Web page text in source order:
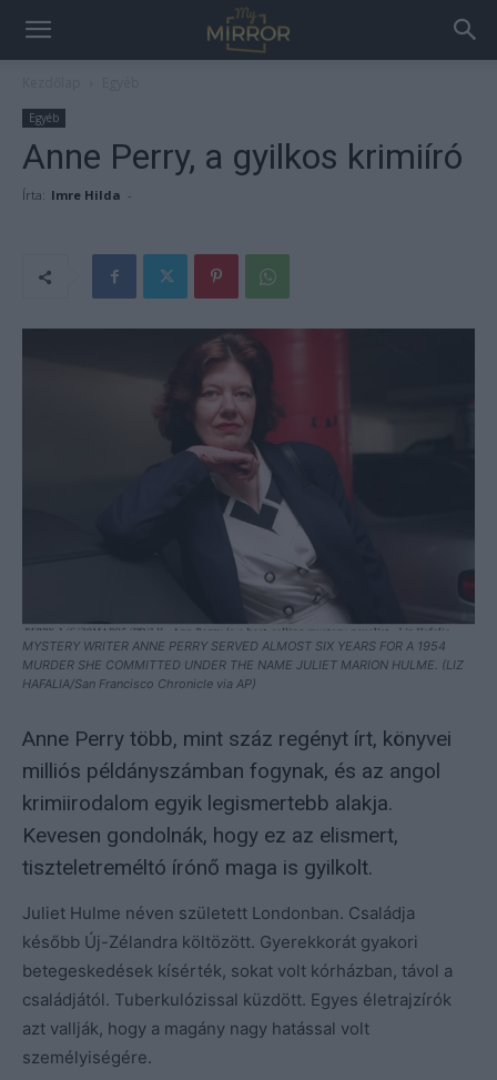
Egyéb
Anne Perry, a gyilkos krimiíró
Írta: Imre Hilda -
MYSTERY WRITER ANNE PERRY SERVED ALMOST SIX YEARS FOR A 1954
MURDER SHE COMMITTED UNDER THE NAME JULIET MARION HULME. (LIZ
HAFALIA/San Francisco Chronicle via AP)
Anne Perry több, mint száz regényt írt, könyvei
milliós példányszámban fogynak, és az angol
krimiirodalom egyik legismertebb alakja.
Kevesen gondolnák, hogy ez az elismert,
tiszteletreméltó írónő maga is gyilkolt.
Juliet Hulme néven született Londonban. Családja
később Új-Zélandra költözött. Gyerekkorát gyakori
betegeskedések kísérték, sokat volt kórházban, távol a
családjától. Tuberkulózissal küzdött. Egyes életrajzírók
azt vallják, hogy a magány nagy hatással volt
személyiségére.